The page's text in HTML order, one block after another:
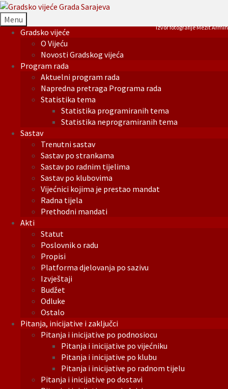
Menu
Gradsko vijeće
O Vijeću
Novosti Gradskog vijeća
Program rada
Aktuelni program rada
Napredna pretraga Programa rada
Statistika tema
Statistika programiranih tema
Statistika neprogramiranih tema
Sastav
Trenutni sastav
Sastav po strankama
Sastav po radnim tijelima
Sastav po klubovima
Vijećnici kojima je prestao mandat
Radna tijela
Prethodni mandati
Akti
Statut
Poslovnik o radu
Propisi
Platforma djelovanja po sazivu
Izvještaji
Budžet
Odluke
Ostalo
Pitanja, inicijative i zaključci
Pitanja i inicijative po podnosiocu
Pitanja i inicijative po vijećniku
Pitanja i inicijative po klubu
Pitanja i inicijative po radnom tijelu
Pitanja i inicijative po dostavi
Izvor fotografije Mezit Armin